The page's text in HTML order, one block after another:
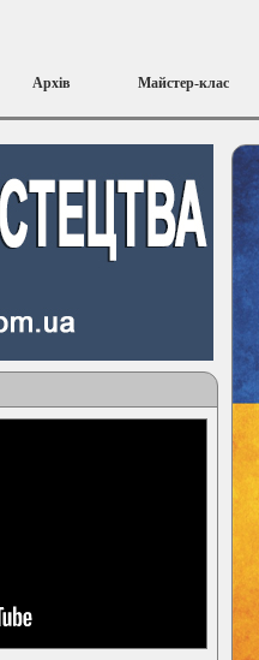
Архів Майстер-клас